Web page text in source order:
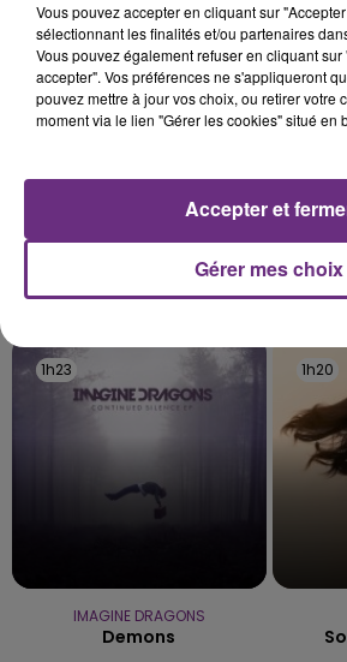
1h29
1h29
LADY GAGA
1h26
1h26
1h23
1h23
IMAGINE DRAGONS
Demons
1h20
1h20
Vous pouvez accepter en cliquant sur
sélectionnant les finalités et/ou partenaires
Vous pouvez également refuser en cliquant
accepter". Vos préférences ne s'appliqueront
pouvez mettre à jour vos choix, ou retirer votre
moment via le lien "Gérer les cookies" situé en
Gérer mes choix
Accepter et